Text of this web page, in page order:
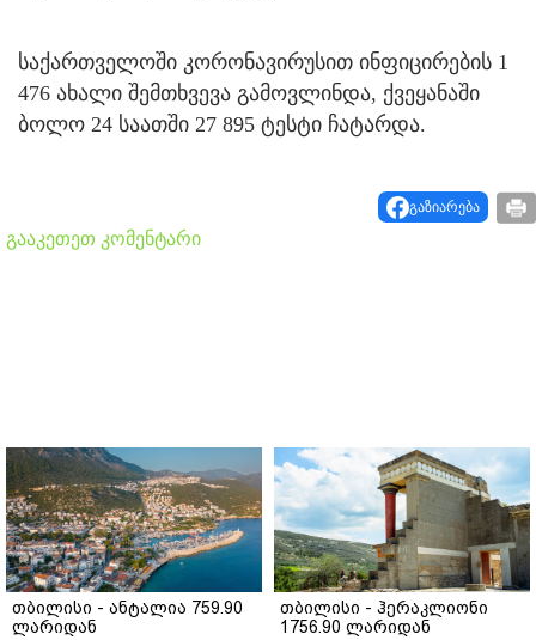
საქართველოში კორონავირუსით ინფიცირების 1
476 ახალი შემთხვევა გამოვლინდა, ქვეყანაში
ბოლო 24 საათში 27 895 ტესტი ჩატარდა.
გაზიარება
გააკეთეთ კომენტარი
თბილისი - ანტალია 759.90
ლარიდან
თბილისი - ჰერაკლიონი
1756.90 ლარიდან